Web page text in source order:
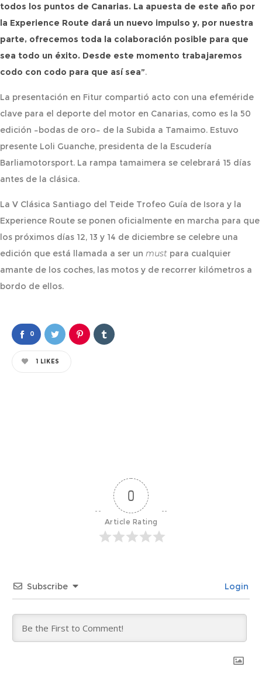
todos los puntos de Canarias. La apuesta de este año por
la Experience Route dará un nuevo impulso y, por nuestra
parte, ofrecemos toda la colaboración posible para que
sea todo un éxito. Desde este momento trabajaremos
codo con codo para que así sea”.
La presentación en Fitur compartió acto con una efeméride
clave para el deporte del motor en Canarias, como es la 50
edición –bodas de oro– de la Subida a Tamaimo. Estuvo
presente Loli Guanche, presidenta de la Escudería
Barliamotorsport. La rampa tamaimera se celebrará 15 días
antes de la clásica.
La V Clásica Santiago del Teide Trofeo Guía de Isora y la
Experience Route se ponen oficialmente en marcha para que
los próximos días 12, 13 y 14 de diciembre se celebre una
edición que está llamada a ser un must para cualquier
amante de los coches, las motos y de recorrer kilómetros a
bordo de ellos.
0
1 LIKES
0
Article Rating
Subscribe Login